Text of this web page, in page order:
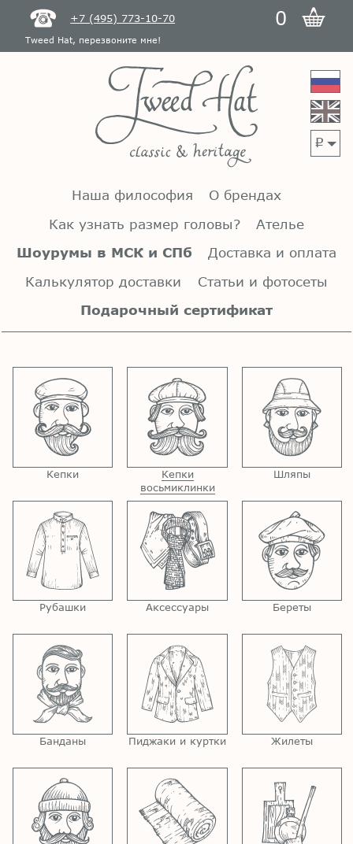
+7 (495) 773-10-70 0
Tweed Hat, перезвоните мне!
p
Наша философия
О брендах
Как узнать размер головы?
Ателье
Шоурумы в МСК и СПб
Доставка и оплата
Калькулятор доставки
Статьи и фотосеты
Подарочный сертификат
Кепки
Кепки
восьмиклинки
Шляпы
Рубашки Аксессуары Береты
Банданы Пиджаки и куртки Жилеты